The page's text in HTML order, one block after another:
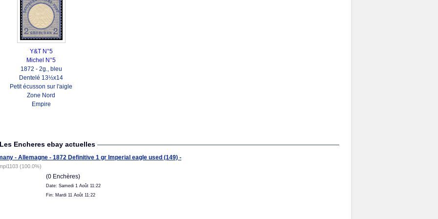
Y&T N°5
Michel N°5
1872 - 2g., bleu
Dentelé 13½x14
Petit écusson sur l'aigle
Zone Nord
Empire
Les Encheres ebay actuelles
- Allemagne - 1872 Definitive 1 gr Imperial eagle used (149) -
(100.0%)
(0 Enchères)
Date: Samedi 1 Août 11:22
Fin: Mardi 11 Août 11:22